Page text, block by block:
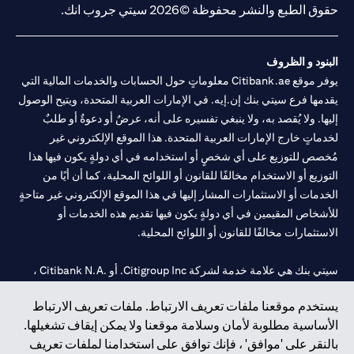
يستخدم موقعنا ملفات تعريف الارتباط. ملفات تعريف الارتباط
الأساسية مطلوبة لأمان وسلامة موقعنا ولا يمكن إيقاف تشغيلها.
بالنقر على 'موافق' ، فإنك توافق على استخدامنا لملفات تعريف
حقوق الطبع والنشر محفوظة ©2026 سيتي جروب انك.
البنود و الظروف
يوفر موقع Citibank.ae معلوماتٍ حول الحسابات والخدمات المالية التي
يقدمها فرع سيتي بنك إن.إيه. في الإمارات العربية المتحدة، ويتيح الوصول
إليها. ولا يُقصد به، ولا ينبغي تفسيره على أنه، عرضٌ أو دعوةٌ أو طلبٌ
لخدماتٍ خارج الإمارات العربية المتحدة. هذا الموقع الإلكتروني غير
مُخصص للتوزيع على أي شخصٍ أو استخدامه في أي دولةٍ يكون فيها هذا
التوزيع أو الاستخدام مخالفًا للقانون أو اللوائح المحلية، كما أن أيًا من
الخدمات أو الاستثمارات المشار إليها في هذا الموقع الإلكتروني غير متاحةٍ
للأشخاص المقيمين في أي دولةٍ يكون فيها تقديم هذه الخدمات أو
الاستثمارات مخالفًا للقانون أو اللوائح المحلية.
سيتي بنك هي علامة خدمة لشركة Citigroup Inc. أو .Citibank N.A ،
سيتي بنك إن. إيه. الإمارات مسجل لدى مصرف الإمارات المركزي تحت
أرقام التراخيص 202563 لفرع الوصل في دبي، 531989 لفرع مول